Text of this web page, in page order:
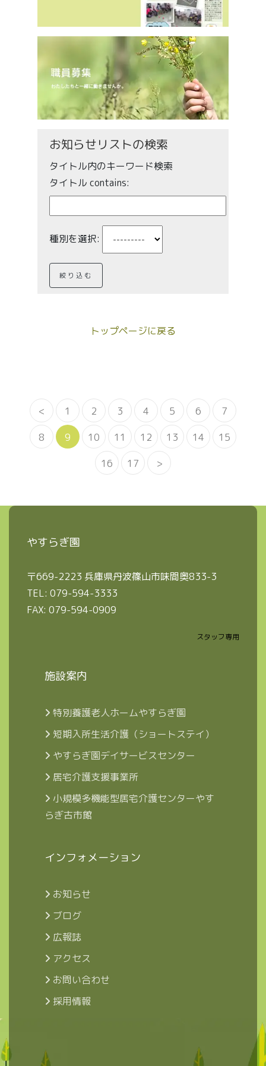
お知らせリストの検索
タイトル内のキーワード検索
タイトル contains:
種別を選択:
絞り込む
トップページに戻る
< 1 2 3 4 5 6
7
8
9 10 11 12 13 14
15
16
17 >
やすらぎ園
〒669-2223 兵庫県丹波篠山市味間奥833-3
TEL: 079-594-3333
FAX: 079-594-0909
スタッフ専用
施設案内
特別養護老人ホームやすらぎ園
短期入所生活介護（ショートステイ）
やすらぎ園デイサービスセンター
居宅介護支援事業所
小規模多機能型居宅介護センターやす
らぎ古市館
インフォメーション
お知らせ
ブログ
広報誌
アクセス
お問い合わせ
採用情報